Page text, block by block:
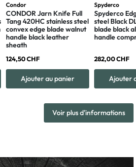
Condor
CONDOR Jarn Knife Full
Tang 420HC stainless steel
convex edge blade walnut
handle black leather
sheath
124,50 CHF
Ajouter au panier
Spyderco
Spyderco
steel Black
blade black
handle
282,00 CHF
Ajouter
Voir plus d'informations